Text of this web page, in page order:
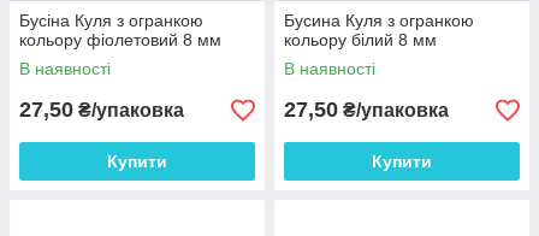
Бусіна Куля з огранкою
кольору фіолетовий 8 мм
В наявності
27,50 ₴/упаковка
Купити
Бусина Куля з огранкою
кольору білий 8 мм
В наявності
27,50 ₴/упаковка
Купити